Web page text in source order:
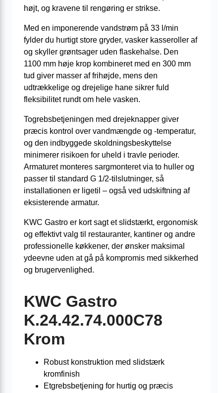
højt, og kravene til rengøring er strikse.
Med en imponerende vandstrøm på 33 l/min
fylder du hurtigt store gryder, vasker kasseroller af
og skyller grøntsager uden flaskehalse. Den
1100 mm høje krop kombineret med en 300 mm
tud giver masser af frihøjde, mens den
udtrækkelige og drejelige hane sikrer fuld
fleksibilitet rundt om hele vasken.
Togrebsbetjeningen med drejeknapper giver
præcis kontrol over vandmængde og -temperatur,
og den indbyggede skoldningsbeskyttelse
minimerer risikoen for uheld i travle perioder.
Armaturet monteres sargmonteret via to huller og
passer til standard G 1/2-tilslutninger, så
installationen er ligetil – også ved udskiftning af
eksisterende armatur.
KWC Gastro er kort sagt et slidstærkt, ergonomisk
og effektivt valg til restauranter, kantiner og andre
professionelle køkkener, der ønsker maksimal
ydeevne uden at gå på kompromis med sikkerhed
og brugervenlighed.
KWC Gastro
K.24.42.74.000C78
Krom
Robust konstruktion med slidstærk
kromfinish
Etgrebsbetjening for hurtig og præcis